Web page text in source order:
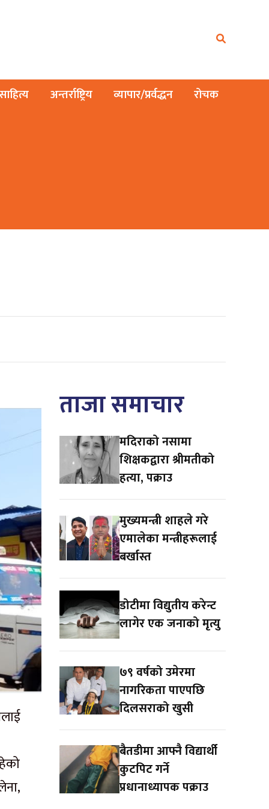
अन्तर्राष्ट्रिय व्यापार/प्रर्वद्धन रोचक
ताजा समाचार
मदिराको नसामा
शिक्षकद्वारा श्रीमतीको
हत्या, पक्राउ
मुख्यमन्त्री शाहले गरे
एमालेका मन्त्रीहरूलाई
बर्खास्त
डोटीमा विद्युतीय करेन्ट
लागेर एक जनाको मृत्यु
७९ वर्षको उमेरमा
नागरिकता पाएपछि
दिलसराको खुसी
बैतडीमा आफ्नै विद्यार्थी
कुटपिट गर्ने
प्रधानाध्यापक पक्राउ